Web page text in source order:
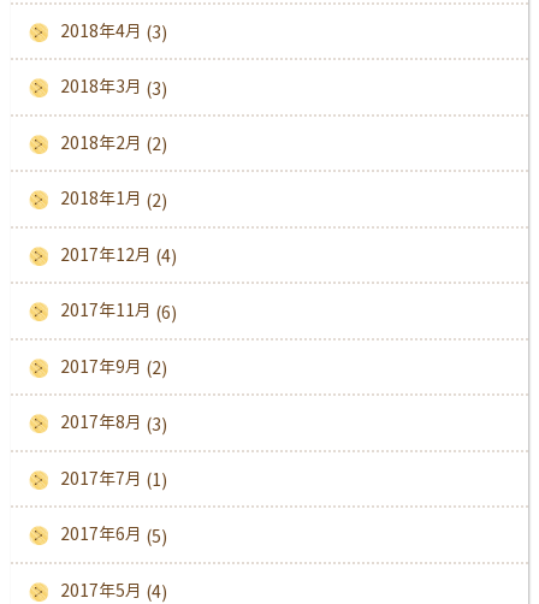
2018年4月 (3)
2018年3月 (3)
2018年2月 (2)
2018年1月 (2)
2017年12月 (4)
2017年11月 (6)
2017年9月 (2)
2017年8月 (3)
2017年7月 (1)
2017年6月 (5)
2017年5月 (4)